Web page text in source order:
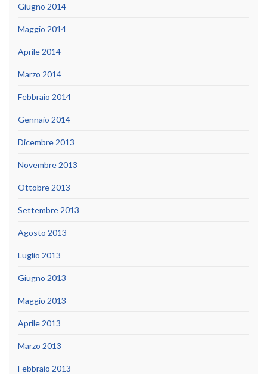
Giugno 2014
Maggio 2014
Aprile 2014
Marzo 2014
Febbraio 2014
Gennaio 2014
Dicembre 2013
Novembre 2013
Ottobre 2013
Settembre 2013
Agosto 2013
Luglio 2013
Giugno 2013
Maggio 2013
Aprile 2013
Marzo 2013
Febbraio 2013